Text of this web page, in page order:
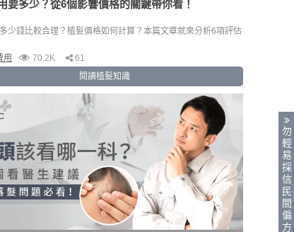
要多少？從6個影響價格的關鍵帶你看！
少錢比較合理？植髮價格如何計算？本篇文章就來分析6項評估
用
70.2K
61
閱讀植髮知識
勿
輕
易
採
信
民
間
偏
方